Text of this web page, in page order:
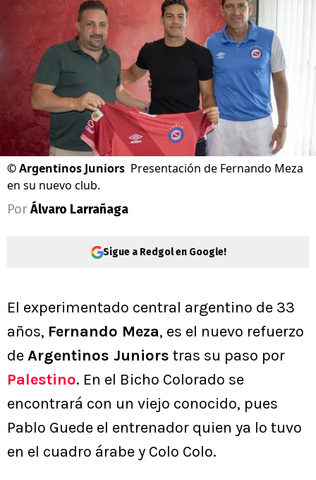
©Argentinos Juniors Presentación de Fernando Meza
en su nuevo club.
Por Álvaro Larrañaga
Sigue a Redgol en Google!
El experimentado central argentino de 33
años, Fernando Meza, es el nuevo refuerzo
deArgentinos Juniors tras su paso por
Palestino. En el Bicho Colorado se
encontrará con un viejo conocido, pues
Pablo Guede el entrenador quien ya lo tuvo
en el cuadro árabe y Colo Colo.